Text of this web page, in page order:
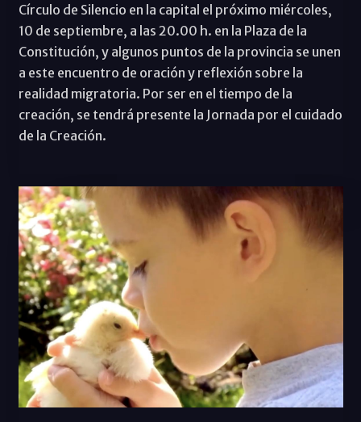
Círculo de Silencio en la capital el próximo miércoles,
10 de septiembre, a las 20.00 h. en la Plaza de la
Constitución, y algunos puntos de la provincia se unen
a este encuentro de oración y reflexión sobre la
realidad migratoria. Por ser en el tiempo de la
creación, se tendrá presente la Jornada por el cuidado
de la Creación.